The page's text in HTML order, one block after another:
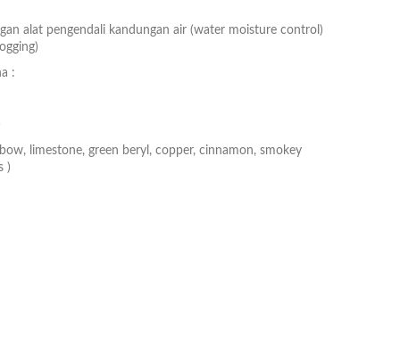
alat pengendali kandungan air (water moisture control)
:
limestone, green beryl, copper, cinnamon, smokey
)